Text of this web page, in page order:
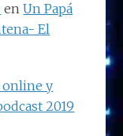
enUn Papá
El
online y
2019